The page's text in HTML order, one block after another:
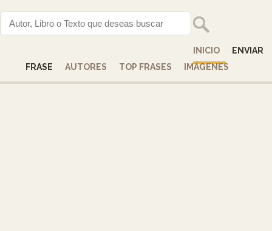
INICIO
ENVIAR
FRASE
AUTORES TOP FRASES IMÁGENES